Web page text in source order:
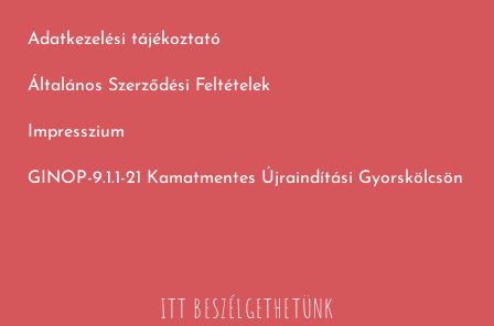
Adatkezelési tájékoztató
Általános Szerződési Feltételek
Impresszium
GINOP-9.1.1-21 Kamatmentes Újraindítási Gyorskölcsön
ITT BESZÉLGETHETÜNK